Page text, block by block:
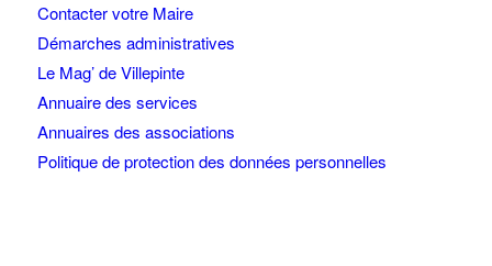
Contacter votre Maire
Démarches administratives
Le Mag’ de Villepinte
Annuaire des services
Annuaires des associations
Politique de protection des données personnelles